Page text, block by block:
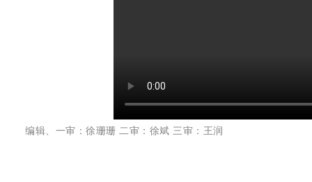
编辑、一审：徐珊珊 二审：徐斌 三审：王润